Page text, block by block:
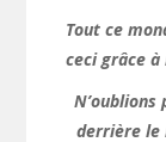
Tout ce
ceci grâce à
N’oublions
derrière le